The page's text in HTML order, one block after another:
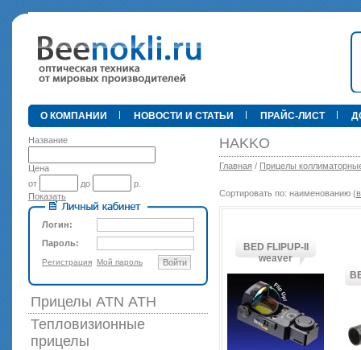
•
89 000
О КОМПАНИИ НОВОСТИ И СТАТЬИ ПРАЙС-ЛИСТ
Название
Цена
от
до
р.
Показать
Логин:
Пароль:
Регистрация Мой пароль Войти
Прицелы ATN АТН
Тепловизионные
прицелы
HAKKO
Главная / Прицелы
Сортировать по: наименованию (
BED FLIPUP-II
weaver